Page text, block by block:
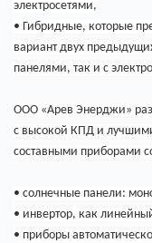
электросетями,
• Гибридные, которые
вариант двух
панелями, так и с
ООО «Арев Энерджи»
с высокой КПД и
составными приборами
• солнечные панели:
• инвертор, как
• приборы